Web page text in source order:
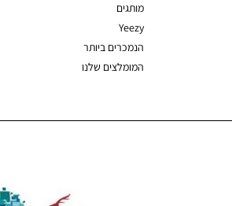
מותגים
Yeezy
הנמכרים ביותר
המומלצים שלנו